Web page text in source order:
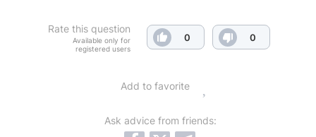
Rate this question
Available only for
registered users
0 0
Add to favorite
Ask advice from friends: